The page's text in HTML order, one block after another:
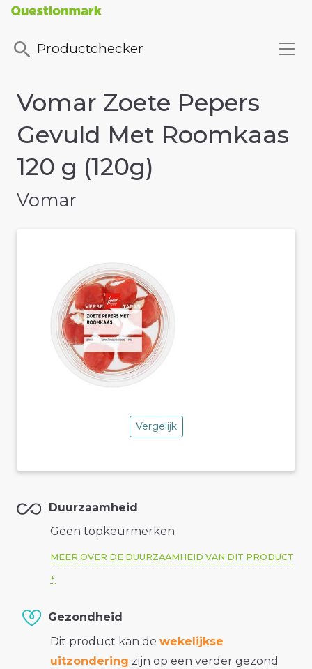
Productchecker
Vomar Zoete Pepers
Gevuld Met Roomkaas
120 g (120g)
Vomar
Vergelijk
Duurzaamheid
Geen topkeurmerken
MEER OVER DE DUURZAAMHEID VAN DIT PRODUCT
Gezondheid
Dit product kan de wekelijkse
uitzondering zijn op een verder gezond